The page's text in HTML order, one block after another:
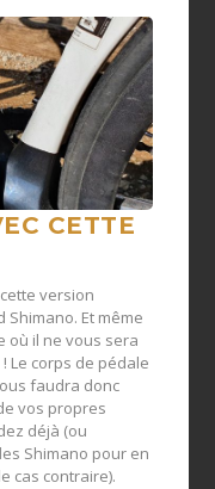
CETTE
version
Et même
où il ne vous sera
Le corps de pédale
faudra donc
vos propres
déjà (ou
Shimano pour en
cas contraire).